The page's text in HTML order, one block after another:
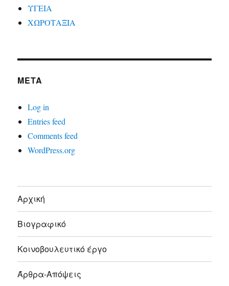
ΥΓΕΙΑ
ΧΩΡΟΤΑΞΙΑ
META
Log in
Entries feed
Comments feed
WordPress.org
Αρχική
Βιογραφικό
Κοινοβουλευτικό έργο
Άρθρα-Απόψεις